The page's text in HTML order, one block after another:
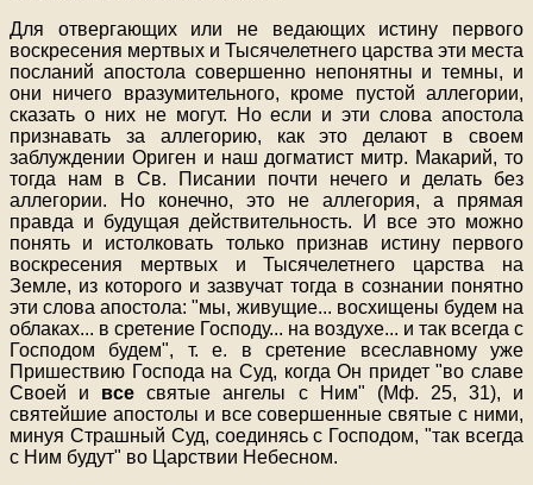
Для отвергающих или не ведающих истину первого
воскресения мертвых и Тысячелетнего царства эти места
посланий апостола совершенно непонятны и темны, и
они ничего вразумительного, кроме пустой аллегории,
сказать о них не могут. Но если и эти слова апостола
признавать за аллегорию, как это делают в своем
заблуждении Ориген и наш догматист митр. Макарий, то
тогда нам в Св. Писании почти нечего и делать без
аллегории. Но конечно, это не аллегория, а прямая
правда и будущая действительность. И все это можно
понять и истолковать только признав истину первого
воскресения мертвых и Тысячелетнего царства на
Земле, из которого и зазвучат тогда в сознании понятно
эти слова апостола: "мы, живущие... восхищены будем на
облаках... в сретение Господу... на воздухе... и так всегда с
Господом будем", т. е. в сретение всеславному уже
Пришествию Господа на Суд, когда Он придет "во славе
Своей и все святые ангелы с Ним" (Мф. 25, 31), и
святейшие апостолы и все совершенные святые с ними,
минуя Страшный Суд, соединясь с Господом, "так всегда
с Ним будут" во Царствии Небесном.